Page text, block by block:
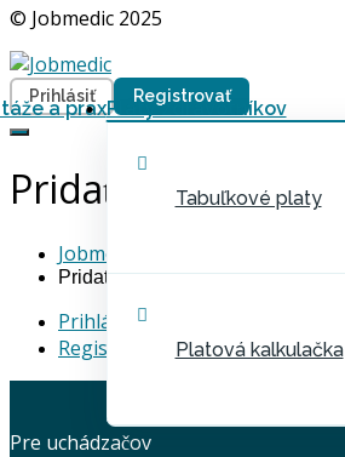
© Jobmedic 2025
a praxPlaty zdravotníkov
Tabuľkové platy
Platová kalkulačka
Prihlásiť Registrovať
Pridať spoločnosť
Jobmedic
Pridať spoločnosť
Prihlásiť
Registrovať
Pre uchádzačov